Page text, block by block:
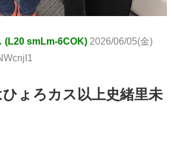
(L20 smLm-6COK) 2026/06/05(金)
ょろカス以上史緒里未